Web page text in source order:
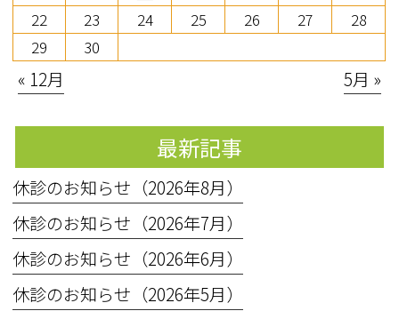
22
23 24 25 26 27
28
29
30
« 12月 5月 »
最新記事
休診のお知らせ（2026年8月）
休診のお知らせ（2026年7月）
休診のお知らせ（2026年6月）
休診のお知らせ（2026年5月）